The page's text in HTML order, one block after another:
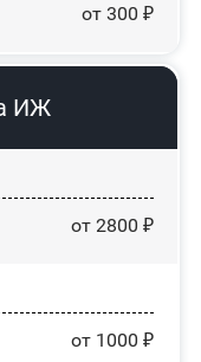
от 300 ₽
ИЖ
от 2800 ₽
от 1000 ₽